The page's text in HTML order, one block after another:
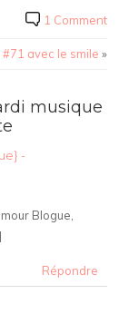
1 Comment
avec le smile »
musique
-
Blogue,
Répondre